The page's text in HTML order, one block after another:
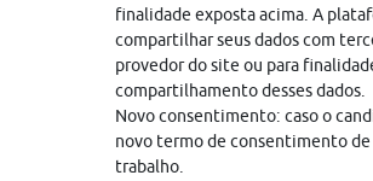
finalidade exposta acima. A
compartilhar seus dados com
provedor do site ou para
compartilhamento desses dados.
Novo consentimento: caso o
novo termo de consentimento de
trabalho.